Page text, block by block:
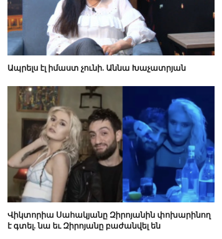
Ապրելս էլ իմաստ չունի. Աննա Խաչատրյան
Վիկտորիա Սահակյանը Զիրոյանին փոխարինող
է գտել. նա եւ Զիրոյանը բաժանվել են